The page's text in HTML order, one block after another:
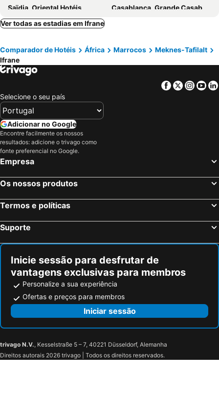
Saïdia, Oriental Hotéis
Casablanca, Grande Casabranca Hotéis
Rabat, Rabat-Salé-ZEMMOUR-Zaër Hotéis
Ver todas as estadias em Ifrane
Comparador de Hotéis África Marrocos
Meknes-Tafilalt
Ifrane
Facebook
Twitter
Selecione o seu país
Adicionar no Google
Encontre facilmente os nossos
resultados: adicione o trivago como
fonte preferencial no Google.
Empresa
Os nossos produtos
Termos e políticas
Suporte
Inicie sessão para desfrutar de
vantagens exclusivas para membros
Personalize a sua experiência
Ofertas e preços para membros
Iniciar sessão
trivago N.V., Kesselstraße 5 – 7, 40221 Düsseldorf, Alemanha
Direitos autorais 2026 trivago | Todos os direitos reservados.